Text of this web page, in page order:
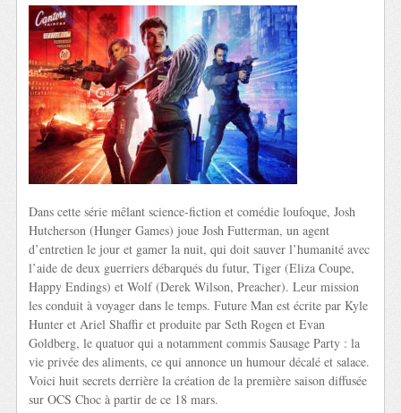
Dans cette série mêlant science-fiction et comédie loufoque, Josh
Hutcherson (Hunger Games) joue Josh Futterman, un agent
d’entretien le jour et gamer la nuit, qui doit sauver l’humanité avec
l’aide de deux guerriers débarqués du futur, Tiger (Eliza Coupe,
Happy Endings) et Wolf (Derek Wilson, Preacher). Leur mission
les conduit à voyager dans le temps. Future Man est écrite par Kyle
Hunter et Ariel Shaffir et produite par Seth Rogen et Evan
Goldberg, le quatuor qui a notamment commis Sausage Party : la
vie privée des aliments, ce qui annonce un humour décalé et salace.
Voici huit secrets derrière la création de la première saison diffusée
sur OCS Choc à partir de ce 18 mars.